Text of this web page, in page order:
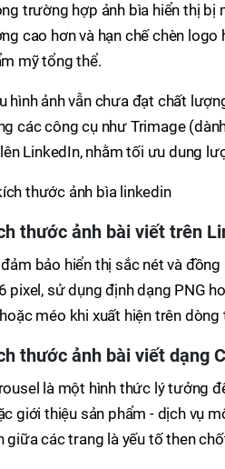
trường hợp ảnh bìa hiển thị bị
cao hơn và hạn chế chèn
mỹ tổng thể.
hình ảnh vẫn chưa đạt chất
các công cụ như Trimage
LinkedIn, nhằm tối ưu dung
thước ảnh bài viết trên
bảo hiển thị sắc nét và
pixel, sử dụng định dạng PNG
méo khi xuất hiện trên
thước ảnh bài viết dạng
là một hình thức lý tưởng
giới thiệu sản phẩm - dịch vụ
giữa các trang là yếu tố then